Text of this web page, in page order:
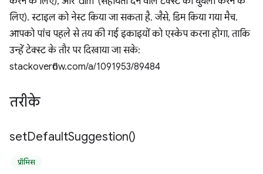
लिए). स्टाइल को नेस्ट किया जा सकता है. जैसे, डिम किया गया मैच.
आपको पांच पहले से तय की गई इकाइयों को एस्केप करना होगा, ताकि
उन्हें टेक्स्ट के तौर पर दिखाया जा सके:
stackoverflow.com/a/1091953/89484
तरीके
setDefaultSuggestion()
प्रॉमिस